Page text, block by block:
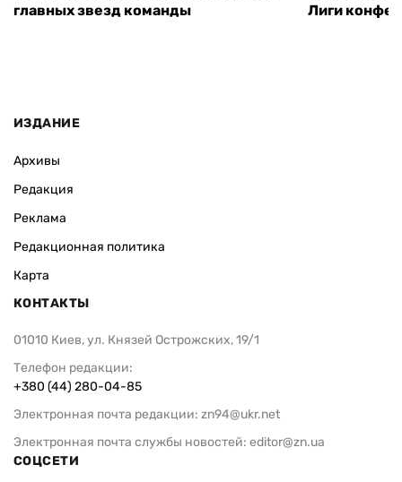
главных звезд команды
Лиги
ИЗДАНИЕ
Архивы
Редакция
Реклама
Редакционная политика
Карта
КОНТАКТЫ
01010 Киев, ул. Князей Острожских, 19/1
Телефон редакции:
+380 (44) 280-04-85
Электронная почта редакции: zn94@ukr.net
Электронная почта службы новостей: editor@zn.ua
СОЦСЕТИ